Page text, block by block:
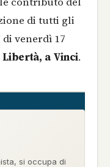
di tutti gli
venerdì 17
a Vinci.
si occupa di